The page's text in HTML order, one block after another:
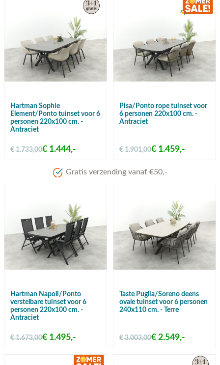
Hartman Sophie
Element/Ponto tuinset voor 6
personen 220x100 cm. -
Antraciet
€ 1.733,00€ 1.444,-
Pisa/Ponto rope tuinset voor
6 personen 220x100 cm. -
Antraciet
€ 1.901,00€ 1.459,-
Meer dan 80 jaar ervaring
Hartman Napoli/Ponto
verstelbare tuinset voor 6
personen 220x100 cm. -
Antraciet
€ 1.673,00€ 1.495,-
Taste Puglia/Soreno deens
ovale tuinset voor 6 personen
240x110 cm. - Terre
€ 3.003,00€ 2.549,-